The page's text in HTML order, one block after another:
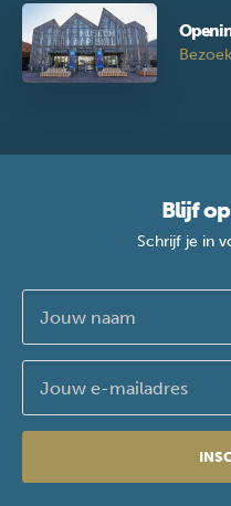
Bezoek
Blijf
Schrijf je in